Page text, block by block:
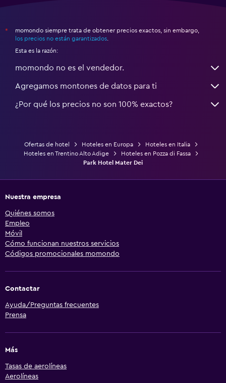
*
momondo siempre trata de obtener precios exactos, sin embargo,
los precios no están garantizados
Esta es la razón:
momondo no es el vendedor.
Agregamos montones de datos para ti
¿Por qué los precios no son 100% exactos?
Ofertas de hotel Hoteles en Europa
Hoteles en Italia
Hoteles en Trentino Alto Adige
Hoteles en Pozza di Fassa
Park Hotel Mater Dei
Nuestra empresa
Quiénes somos
Empleo
Móvil
Cómo funcionan nuestros servicios
Códigos promocionales momondo
Contactar
Ayuda/Preguntas frecuentes
Prensa
Más
Tasas de aerolíneas
Aerolíneas